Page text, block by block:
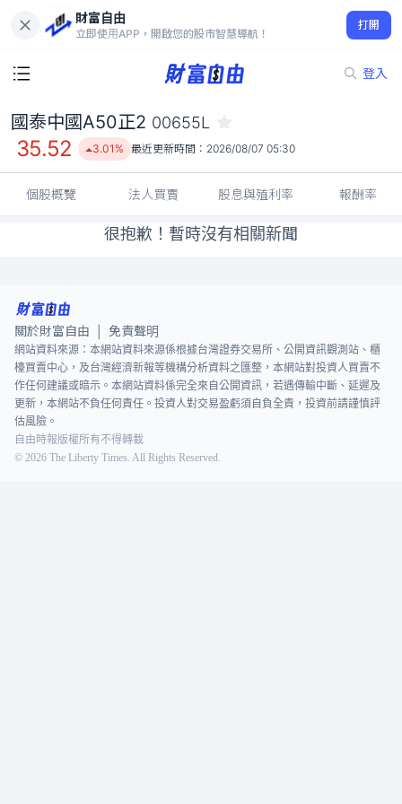
財富自由
立即使用APP，開啟您的股市智慧導航！
打開
登入
35.52
3.01%
國泰中國A50正2 00655L
35.52 3.01% 最近更新時間： 2026/08/07 05:30
個股概覽 法人買賣 股息與殖利率 報酬率
很抱歉！暫時沒有相關新聞
關於財富自由 免責聲明
網站資料來源：本網站資料來源係根據台灣證券交易所、公開資訊觀測站、櫃
檯買賣中心，及台灣經濟新報等機構分析資料之匯整，本網站對投資人買賣不
作任何建議或暗示。本網站資料係完全來自公開資訊，若遇傳輸中斷、延遲及
更新，本網站不負任何責任。投資人對交易盈虧須自負全責，投資前請謹慎評
估風險。
自由時報版權所有不得轉載
© 2026 The Liberty Times. All Rights Reserved.